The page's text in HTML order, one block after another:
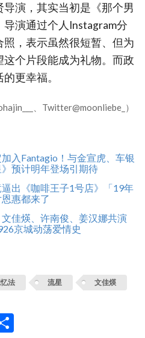
演，其实当初是《那个男
演通过个人Instagram分
，表示虽然很短暂、但为
个片段能成为礼物。而政
更幸福。
、Twitter@moonliebe_）
入Fantagio！与金宣虎、车银
预计明年登场引期待
出《咖啡王子1号店》「19年
惠都来了
佳煐、许南俊、姜汉娜共演
京城动荡爱情史
法 流星 文佳煐